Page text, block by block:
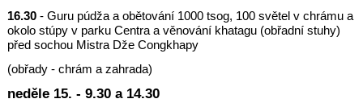
16.30- Guru púdža a obětování 1000 tsog, 100 světel v chrámu a
okolo stúpy v parku Centra a věnování khatagu (obřadní stuhy)
před sochou Mistra Dže Congkhapy
(obřady - chrám a zahrada)
neděle 15. - 9.30 a 14.30